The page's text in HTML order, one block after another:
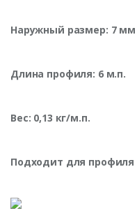
Наружный размер: 7 мм
Длина профиля: 6 м.п.
Вес: 0,13 кг/м.п.
Подходит для профиля